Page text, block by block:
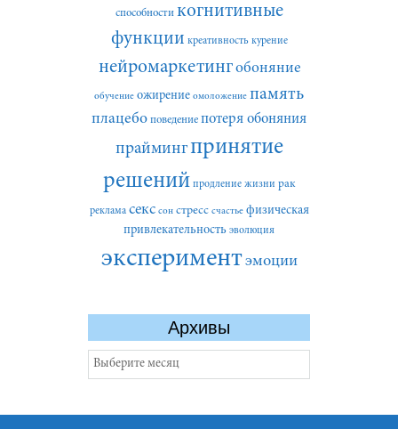
способности когнитивные
функции креативность курение
нейромаркетингобоняние
обучение ожирение омоложение память
плацебо поведение потеря обоняния
праймингпринятие
решений продление жизни рак
реклама секс сон стресс счастье физическая
привлекательность эволюция
экспериментэмоции
Архивы
Архивы